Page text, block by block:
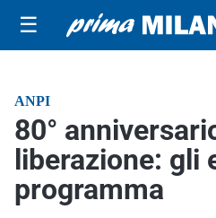
☰
ANPI
80°
liberazione: gli
programma